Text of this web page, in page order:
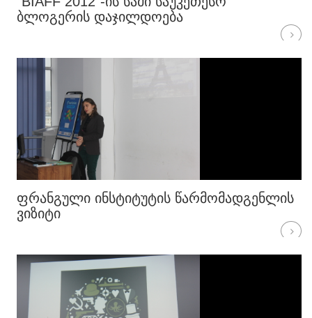
ᲑᲚᲝᲒᲔᲠᲘᲡ ᲓᲐᲯᲘᲚᲓᲝᲔᲑᲐ
ᲤᲠᲐᲜᲒᲣᲚᲘ ᲘᲜᲡᲢᲘᲢᲣᲢᲘᲡ ᲬᲐᲠᲛᲝᲛᲐᲓᲒᲔᲜᲚᲘᲡ
ᲕᲘᲖᲘᲢᲘ